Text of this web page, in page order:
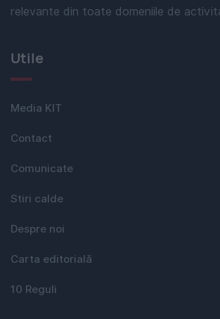
relevante din toate domeniile de
Utile
Media KIT
Contact
Comunicate
Stiri calde
Despre noi
Carta editorială
10 Reguli